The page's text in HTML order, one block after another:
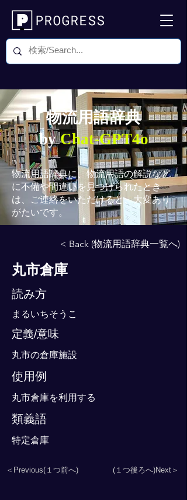
物流用語辞典
byChat-GPT4o
物流用語辞典に、物流用語の解説など
に不備や間違いを見つけられたとき
は、ご連絡をいただけると、大変あり
がたいです。
< Back (物流用語辞典一覧へ)
丸市倉庫
読み方
まるいちそうこ
定義/意味
丸市の倉庫施設
使用例
丸市倉庫を利用する
類義語
特定倉庫
＜Previous(１つ前へ) (１つ後ろへ)Next＞